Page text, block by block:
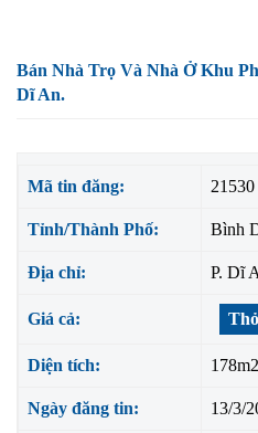
Bán Nhà Trọ Và Nhà Ở Khu
Dĩ An.
Mã tin đăng: 21530
Tỉnh/Thành Phố: Bình
Địa chỉ: P. Dĩ
Giá cả:
Diện tích: 178m2
Ngày đăng tin: 13/3/